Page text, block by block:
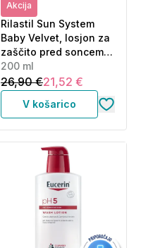
Akcija
Rilastil Sun System
Baby Velvet, losjon za
zaščito pred soncem -
ZF50+ (200 ml)
200 ml
26,90 €21,52 €
V košarico